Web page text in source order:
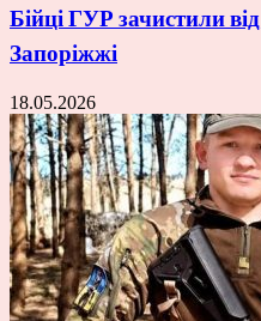
Бійці ГУР зачистили
Запоріжжі
18.05.2026